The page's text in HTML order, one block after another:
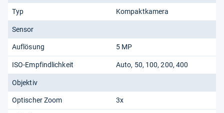
Typ Kompaktkamera
Sensor
Auflösung 5 MP
ISO-Empfindlichkeit Auto, 50, 100, 200, 400
Objektiv
Optischer Zoom 3x